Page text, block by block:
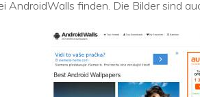
AndroidWalls finden. Die Bilder sind